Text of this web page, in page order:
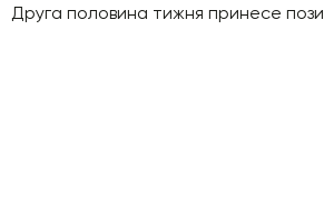
Друга половина тижня принесе